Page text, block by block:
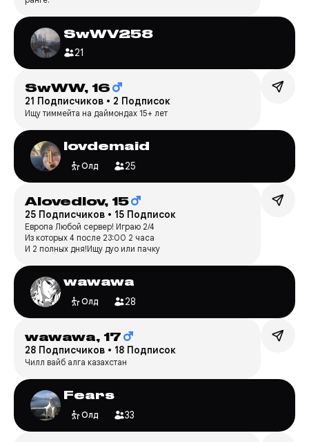
SwWV258
21
SwWW, 16
21 Подписчиков • 2 Подписок
Ищу тиммейта на даймондах 15+ лет
lovdemaid
Олд 25
Alovedlov, 15
25 Подписчиков • 15 Подписок
Европа Любой сервер! Играю 2/4
Из которых 4 после 23:00 2 часа
И 2 полных дня!Ищу дуо или пачку
wawawa
Олд 28
wawawa, 17
28 Подписчиков • 18 Подписок
Чилл вайб алга казахстан
Fears
Олд 33